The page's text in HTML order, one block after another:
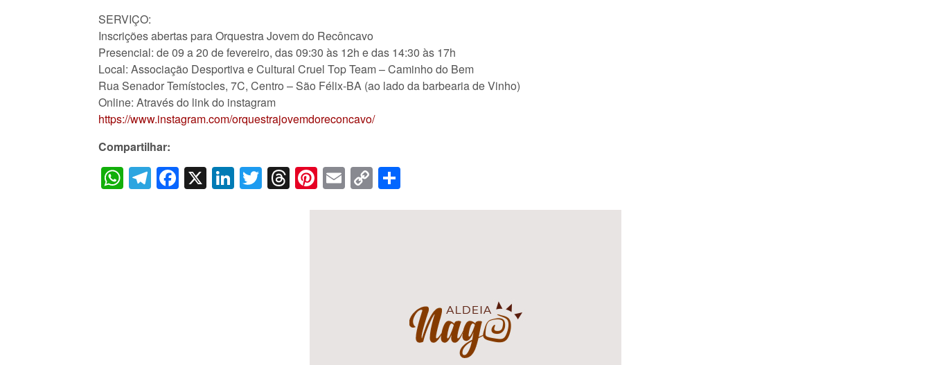
SERVIÇO:
Inscrições abertas para Orquestra Jovem do Recôncavo
Presencial: de 09 a 20 de fevereiro, das 09:30 às 12h e das 14:30 às 17h
Local: Associação Desportiva e Cultural Cruel Top Team – Caminho do Bem
Rua Senador Temístocles, 7C, Centro – São Félix-BA (ao lado da barbearia de Vinho)
Online: Através do link do instagram
https://www.instagram.com/orquestrajovemdoreconcavo/
Compartilhar:
WhatsApp
Telegram
Facebook
X LinkedIn
Twitter
Threads
Pinterest
Email
Copy
Link